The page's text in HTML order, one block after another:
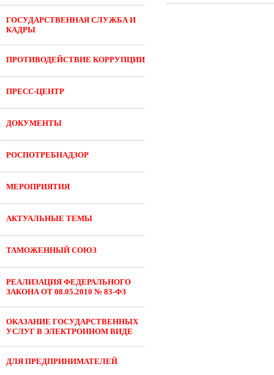
ГОСУДАРСТВЕННАЯ СЛУЖБА И
КАДРЫ
ПРОТИВОДЕЙСТВИЕ КОРРУПЦИИ
ПРЕСС-ЦЕНТР
ДОКУМЕНТЫ
РОСПОТРЕБНАДЗОР
МЕРОПРИЯТИЯ
АКТУАЛЬНЫЕ ТЕМЫ
ТАМОЖЕННЫЙ СОЮЗ
РЕАЛИЗАЦИЯ ФЕДЕРАЛЬНОГО
ЗАКОНА ОТ 08.05.2010 № 83-ФЗ
ОКАЗАНИЕ ГОСУДАРСТВЕННЫХ
УСЛУГ В ЭЛЕКТРОННОМ ВИДЕ
ДЛЯ ПРЕДПРИНИМАТЕЛЕЙ